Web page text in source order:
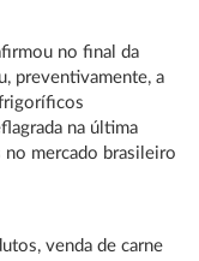
no final da
preventivamente, a
na última
no mercado brasileiro
venda de carne